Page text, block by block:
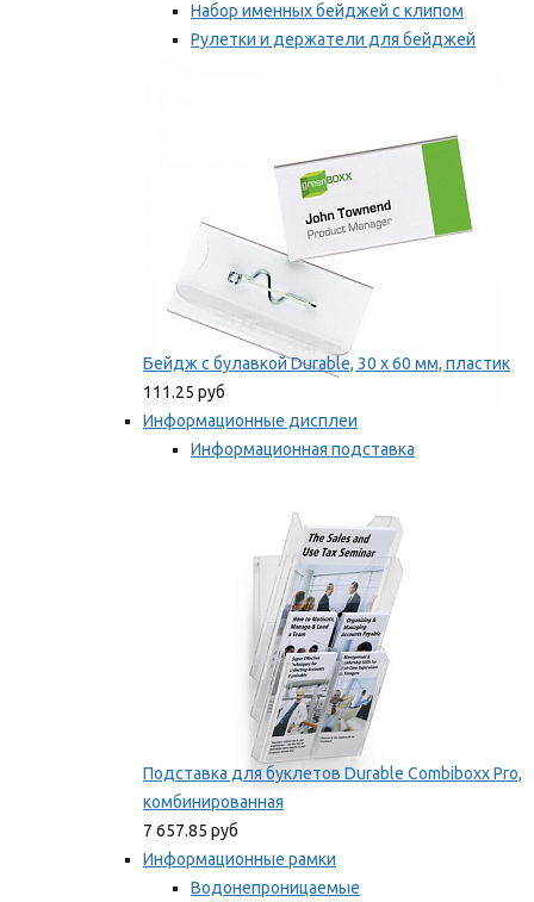
Набор именных бейджей с клипом
Рулетки и держатели для бейджей
Бейдж с булавкой Durable, 30 х 60 мм, пластик
111.25 руб
Информационные дисплеи
Информационная подставка
Подставка для буклетов Durable Combiboxx Pro,
комбинированная
7 657.85 руб
Информационные рамки
Водонепроницаемые